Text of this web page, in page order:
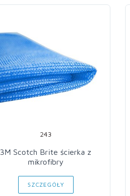
243
3M Scotch Brite ścierka z
mikrofibry
SZCZEGÓŁY